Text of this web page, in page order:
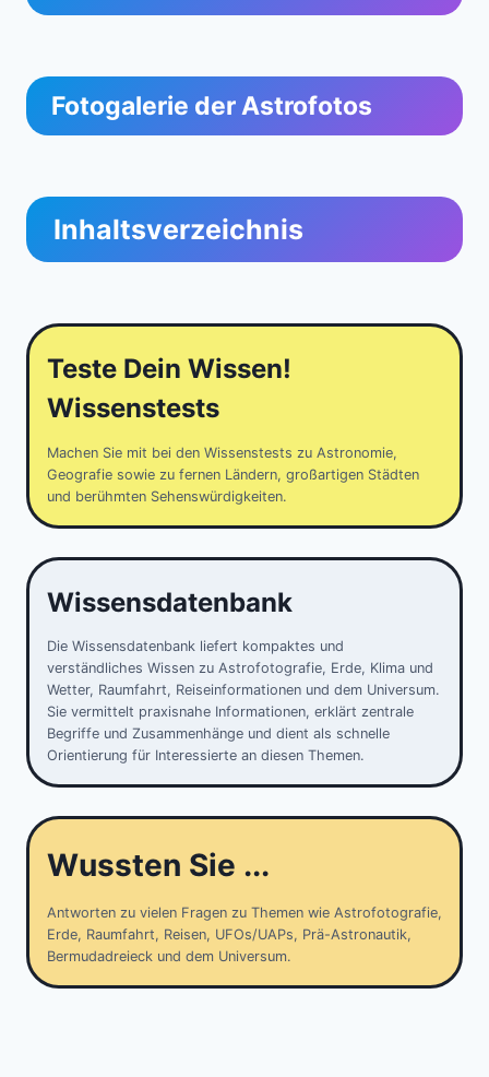
Fotogalerie der Astrofotos
Inhaltsverzeichnis
Teste Dein Wissen!
Wissenstests
Machen Sie mit bei den Wissenstests zu Astronomie,
Geografie sowie zu fernen Ländern, großartigen Städten
und berühmten Sehenswürdigkeiten.
Wissensdatenbank
Die Wissensdatenbank liefert kompaktes und
verständliches Wissen zu Astrofotografie, Erde, Klima und
Wetter, Raumfahrt, Reiseinformationen und dem Universum.
Sie vermittelt praxisnahe Informationen, erklärt zentrale
Begriffe und Zusammenhänge und dient als schnelle
Orientierung für Interessierte an diesen Themen.
Wussten Sie ...
Antworten zu vielen Fragen zu Themen wie Astrofotografie,
Erde, Raumfahrt, Reisen, UFOs/UAPs, Prä-Astronautik,
Bermudadreieck und dem Universum.